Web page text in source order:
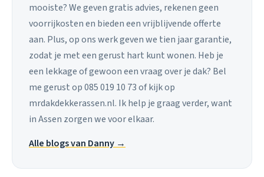
mooiste? We geven gratis advies, rekenen geen
voorrijkosten en bieden een vrijblijvende offerte
aan. Plus, op ons werk geven we tien jaar garantie,
zodat je met een gerust hart kunt wonen. Heb je
een lekkage of gewoon een vraag over je dak? Bel
me gerust op 085 019 10 73 of kijk op
mrdakdekkerassen.nl. Ik help je graag verder, want
in Assen zorgen we voor elkaar.
Alle blogs van Danny →